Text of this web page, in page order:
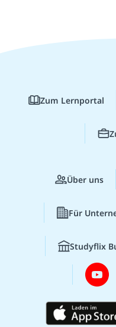
Zum Lernportal
Über uns
Für
Studyflix